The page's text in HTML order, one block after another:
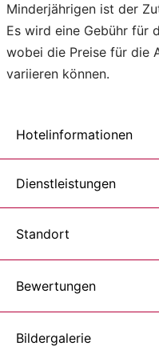
Minderjährigen ist der
Es wird eine Gebühr für
wobei die Preise für die
variieren können.
Hotelinformationen
Dienstleistungen
Standort
Bewertungen
Bildergalerie